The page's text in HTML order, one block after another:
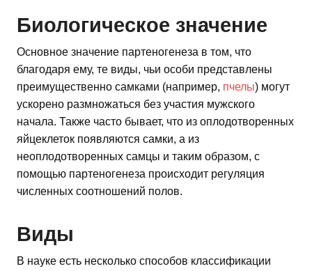
Биологическое значение
Основное значение партеногенеза в том, что
благодаря ему, те виды, чьи особи представлены
преимущественно самками (например, пчелы) могут
ускорено размножаться без участия мужского
начала. Также часто бывает, что из оплодотворенных
яйцеклеток появляются самки, а из
неоплодотворенных самцы и таким образом, с
помощью партеногенеза происходит регуляция
численных соотношений полов.
Виды
В науке есть несколько способов классификации